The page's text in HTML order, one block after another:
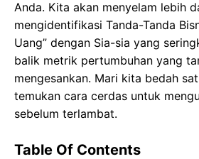
Anda. Kita akan menyelam lebih
mengidentifikasi Tanda-Tanda
Uang” dengan Sia-sia yang
balik metrik pertumbuhan yang
mengesankan. Mari kita bedah
temukan cara cerdas untuk
sebelum terlambat.
Table Of Contents